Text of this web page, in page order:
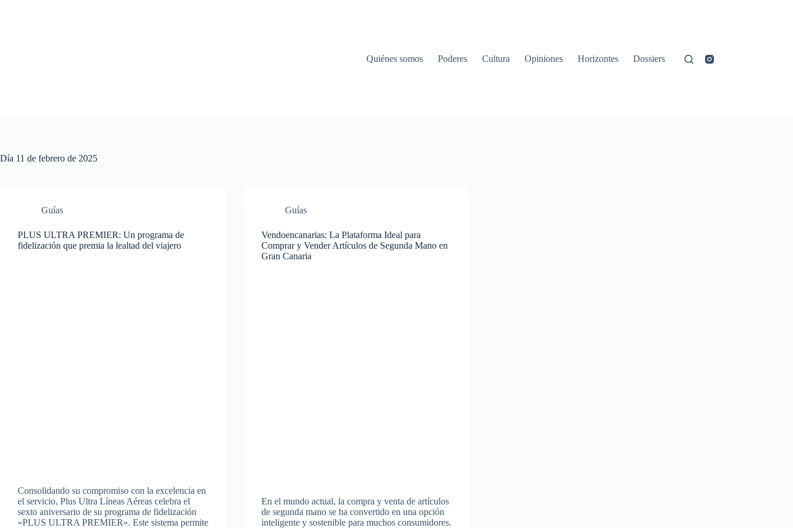
Quiénes somos Poderes Cultura Opiniones Horizontes Dossiers
Día 11 de febrero de 2025
Guías
PLUS ULTRA PREMIER: Un programa de
fidelización que premia la lealtad del viajero
Consolidando su compromiso con la excelencia en
el servicio, Plus Ultra Líneas Aéreas celebra el
sexto aniversario de su programa de fidelización
«PLUS ULTRA PREMIER». Este sistema permite
Guías
Vendoencanarias: La Plataforma Ideal para
Comprar y Vender Artículos de Segunda Mano en
Gran Canaria
En el mundo actual, la compra y venta de artículos
de segunda mano se ha convertido en una opción
inteligente y sostenible para muchos consumidores.